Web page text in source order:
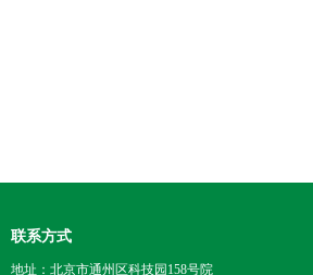
联系方式
地址：北京市通州区科技园158号院